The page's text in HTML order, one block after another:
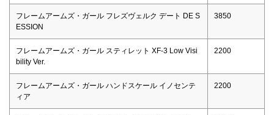
フレームアームズ・ガール フレズヴェルク デート DE S
ESSION
3850
フレームアームズ・ガール スティレット XF-3 Low Visi
bility Ver.
2200
フレームアームズ・ガール ハンドスケール イノセンテ
ィア
2200